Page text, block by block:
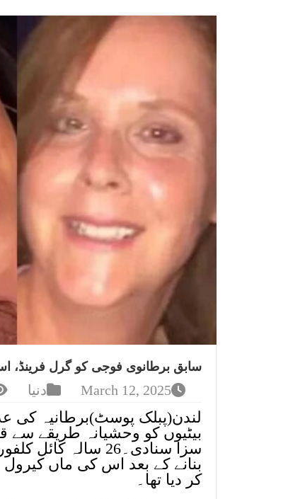
سابق برطانوی فوجی کو گرل فرینڈ،
March 12, 2025 دنیا
لندن(پبلک پوسٹ)برطانیہ کی
بیٹیوں کو وحشیانہ طریقے سے
سزا سنادی۔26
بنانے کے بعد اس کی ماں
کر دیا تھا۔